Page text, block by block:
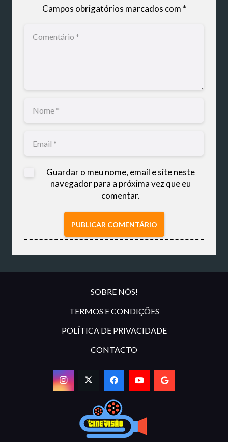
Campos obrigatórios marcados com *
Guardar o meu nome, email e site neste
navegador para a próxima vez que eu
comentar.
PUBLICAR COMENTÁRIO
SOBRE NÓS!
TERMOS E CONDIÇÕES
POLÍTICA DE PRIVACIDADE
CONTACTO